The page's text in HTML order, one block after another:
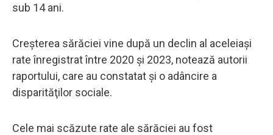
sub 14 ani.
Creşterea sărăciei vine după un declin al aceleiaşi
rate înregistrat între 2020 şi 2023, notează autorii
raportului, care au constatat şi o adâncire a
disparităţilor sociale.
Cele mai scăzute rate ale sărăciei au fost